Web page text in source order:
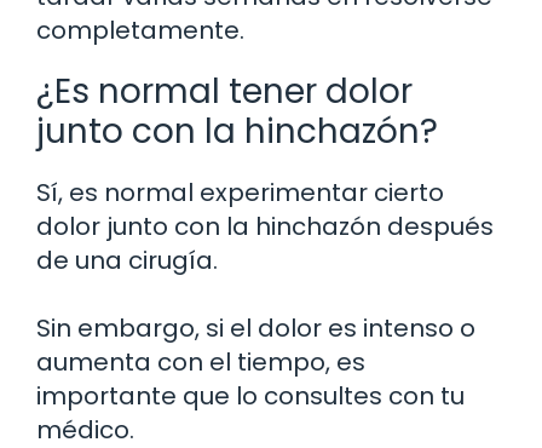
completamente.
¿Es normal tener dolor
junto con la hinchazón?
Sí, es normal experimentar cierto
dolor junto con la hinchazón después
de una cirugía.
Sin embargo, si el dolor es intenso o
aumenta con el tiempo, es
importante que lo consultes con tu
médico.